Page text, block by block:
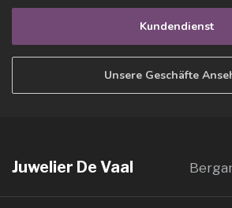
Kundendienst
Unsere Geschäfte
Juwelier De Vaal